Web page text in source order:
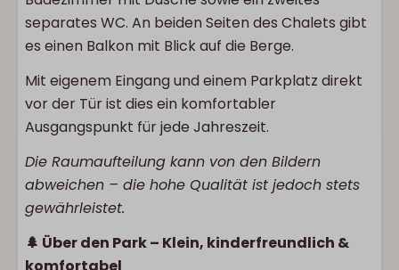
separates WC. An beiden Seiten des Chalets gibt
es einen Balkon mit Blick auf die Berge.
Mit eigenem Eingang und einem Parkplatz direkt
vor der Tür ist dies ein komfortabler
Ausgangspunkt für jede Jahreszeit.
Die Raumaufteilung kann von den Bildern
abweichen – die hohe Qualität ist jedoch stets
gewährleistet.
🌲 Über den Park – Klein, kinderfreundlich &